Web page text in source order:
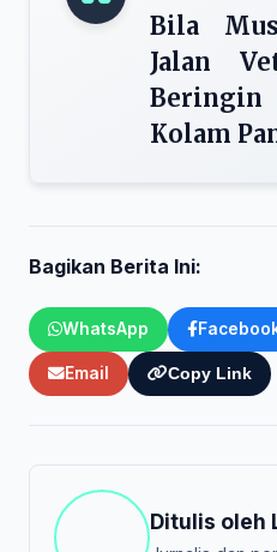
Bila
Jalan
Beringin
Kolam
Bagikan Berita Ini:
WhatsApp
Email Copy Link
Ditulis oleh